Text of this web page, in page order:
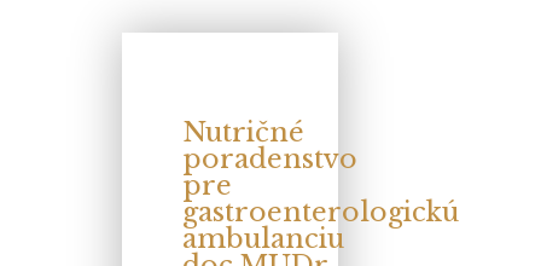
Nutričné
poradenstvo
pre
gastroenterologickú
ambulanciu